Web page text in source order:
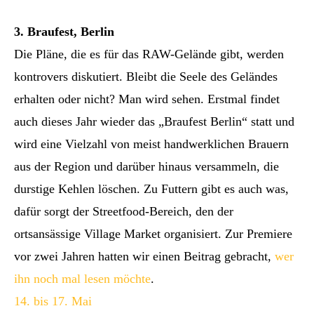
3. Braufest, Berlin
Die Pläne, die es für das RAW-Gelände gibt, werden
kontrovers diskutiert. Bleibt die Seele des Geländes
erhalten oder nicht? Man wird sehen. Erstmal findet
auch dieses Jahr wieder das „Braufest Berlin“ statt und
wird eine Vielzahl von meist handwerklichen Brauern
aus der Region und darüber hinaus versammeln, die
durstige Kehlen löschen. Zu Futtern gibt es auch was,
dafür sorgt der Streetfood-Bereich, den der
ortsansässige Village Market organisiert. Zur Premiere
vor zwei Jahren hatten wir einen Beitrag gebracht, wer
ihn noch mal lesen möchte.
14. bis 17. Mai